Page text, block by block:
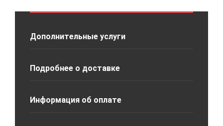
Дополнительные услуги
Подробнее о доставке
Информация об оплате